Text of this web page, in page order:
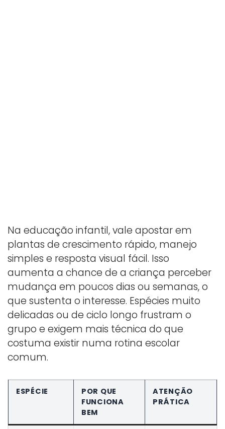
Na educação infantil, vale apostar em
plantas de crescimento rápido, manejo
simples e resposta visual fácil. Isso
aumenta a chance de a criança perceber
mudança em poucos dias ou semanas, o
que sustenta o interesse. Espécies muito
delicadas ou de ciclo longo frustram o
grupo e exigem mais técnica do que
costuma existir numa rotina escolar
comum.
ESPÉCIE
POR QUE
FUNCIONA
BEM
ATENÇÃO
PRÁTICA